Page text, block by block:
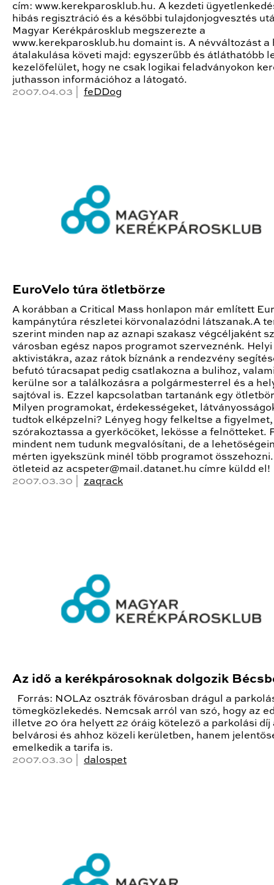
cím: www.kerekparosklub.hu. A kezdeti
hibás regisztráció és a későbbi tulajdonjogvesztés
Magyar Kerékpárosklub megszerezte a
www.kerekparosklub.hu domaint is. A névváltozást a
átalakulása követi majd: egyszerűbb és átláthatóbb
kezelőfelület, hogy ne csak logikai feladványokon
juthasson információhoz a látogató.
2007.04.03 | feDDog
EuroVelo túra ötletbörze
A korábban a Critical Mass honlapon már említett
kampánytúra részletei körvonalazódni látszanak.A
szerint minden nap az aznapi szakasz végcéljaként
városban egész napos programot szerveznénk. Helyi
aktivistákra, azaz rátok bíznánk a rendezvény
befutó túracsapat pedig csatlakozna a bulihoz,
kerülne sor a találkozásra a polgármesterrel és a
sajtóval is. Ezzel kapcsolatban tartanánk egy
Milyen programokat, érdekességeket,
tudtok elképzelni? Lényeg hogy felkeltse a figyelmet,
szórakoztassa a gyerkőcöket, lekösse a felnőtteket.
mindent nem tudunk megvalósítani, de a
mérten igyekszünk minél több programot
ötleteid az acspeter@mail.datanet.hu címre küldd el!
2007.03.30 | zaqrack
Az idő a kerékpárosoknak dolgozik
Forrás: NOLAz osztrák fővárosban drágul a
tömegközlekedés. Nemcsak arról van szó, hogy az
illetve 20 óra helyett 22 óráig kötelező a parkolási díj
belvárosi és ahhoz közeli kerületben, hanem
emelkedik a tarifa is.
2007.03.30 | dalospet